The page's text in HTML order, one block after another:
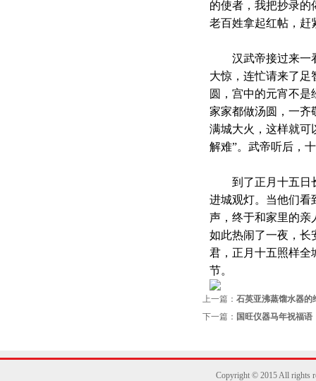
的使者，我把抄录的
老百姓拿起红帖，赶
汉武帝接过来一看
大惊，连忙请来了足
圆，宫中的元宵不
家家都做汤圆，一齐
满城大火，这样就可
解难”。武帝听后，
到了正月十五日长
进城观灯。当他们看
声，终于和家里的亲
如此热闹了一夜，长
君，正月十五照样全
节。
上一篇： 石英亚沸蒸馏水器的
下一篇： 国旺仪器马年祝福语
Copyright © 2015 All rights